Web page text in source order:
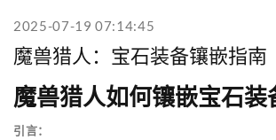
2025-07-19 07:14:45
魔兽猎人：宝石装备镶嵌指南
魔兽猎人如何镶嵌宝石装
引言：